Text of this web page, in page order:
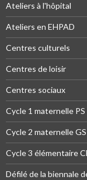
Ateliers à l'hôpital
Ateliers en EHPAD
Centres culturels
Centres de loisir
Centres sociaux
Cycle 1 maternelle PS
Cycle 2 maternelle
Cycle 3 élémentaire
Défilé de la biennale